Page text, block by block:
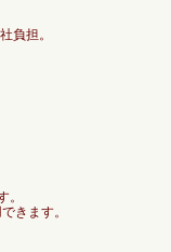
負担。
。
きます。